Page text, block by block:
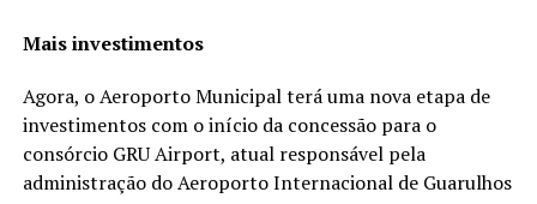
Mais investimentos
Agora, o Aeroporto Municipal terá uma nova etapa de
investimentos com o início da concessão para o
consórcio GRU Airport, atual responsável pela
administração do Aeroporto Internacional de Guarulhos